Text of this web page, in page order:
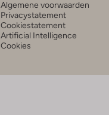
Algemene voorwaarden
Privacystatement
Cookiestatement
Artificial Intelligence
Cookies